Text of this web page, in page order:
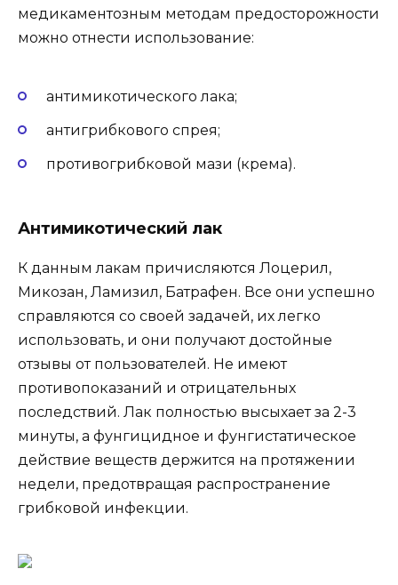
медикаментозным методам предосторожности
можно отнести использование:
антимикотического лака;
антигрибкового спрея;
противогрибковой мази (крема).
Антимикотический лак
К данным лакам причисляются Лоцерил,
Микозан, Ламизил, Батрафен. Все они успешно
справляются со своей задачей, их легко
использовать, и они получают достойные
отзывы от пользователей. Не имеют
противопоказаний и отрицательных
последствий. Лак полностью высыхает за 2-3
минуты, а фунгицидное и фунгистатическое
действие веществ держится на протяжении
недели, предотвращая распространение
грибковой инфекции.